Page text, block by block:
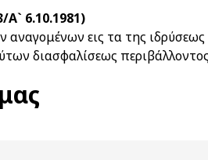
Α` 6.10.1981)
αναγομένων εις τα της
διασφαλίσεως περιβάλλοντος